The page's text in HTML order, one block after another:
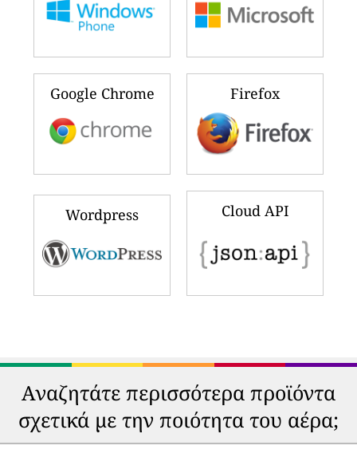
Google Chrome Firefox
Wordpress Cloud API
Αναζητάτε περισσότερα προϊόντα
σχετικά με την ποιότητα του αέρα;